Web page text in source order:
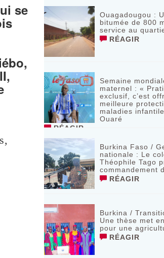
se
Ouagadougou :
bitumée de 800
service au
RÉAGIR
Semaine
maternel : «
exclusif, c’est
meilleure
maladies
Ouaré
RÉAGIR
Burkina Faso /
nationale : Le
Théophile Tago
commandement
RÉAGIR
Burkina /
Une thèse met
pour une
RÉAGIR